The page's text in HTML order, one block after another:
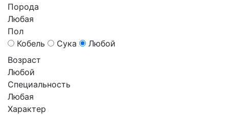
Порода
Любая
Пол
Кобель
Сука
Любой
Возраст
Любой
Специальность
Любая
Характер